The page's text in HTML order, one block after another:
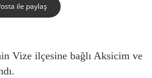
ile paylaş
ilçesine bağlı Aksicim ve